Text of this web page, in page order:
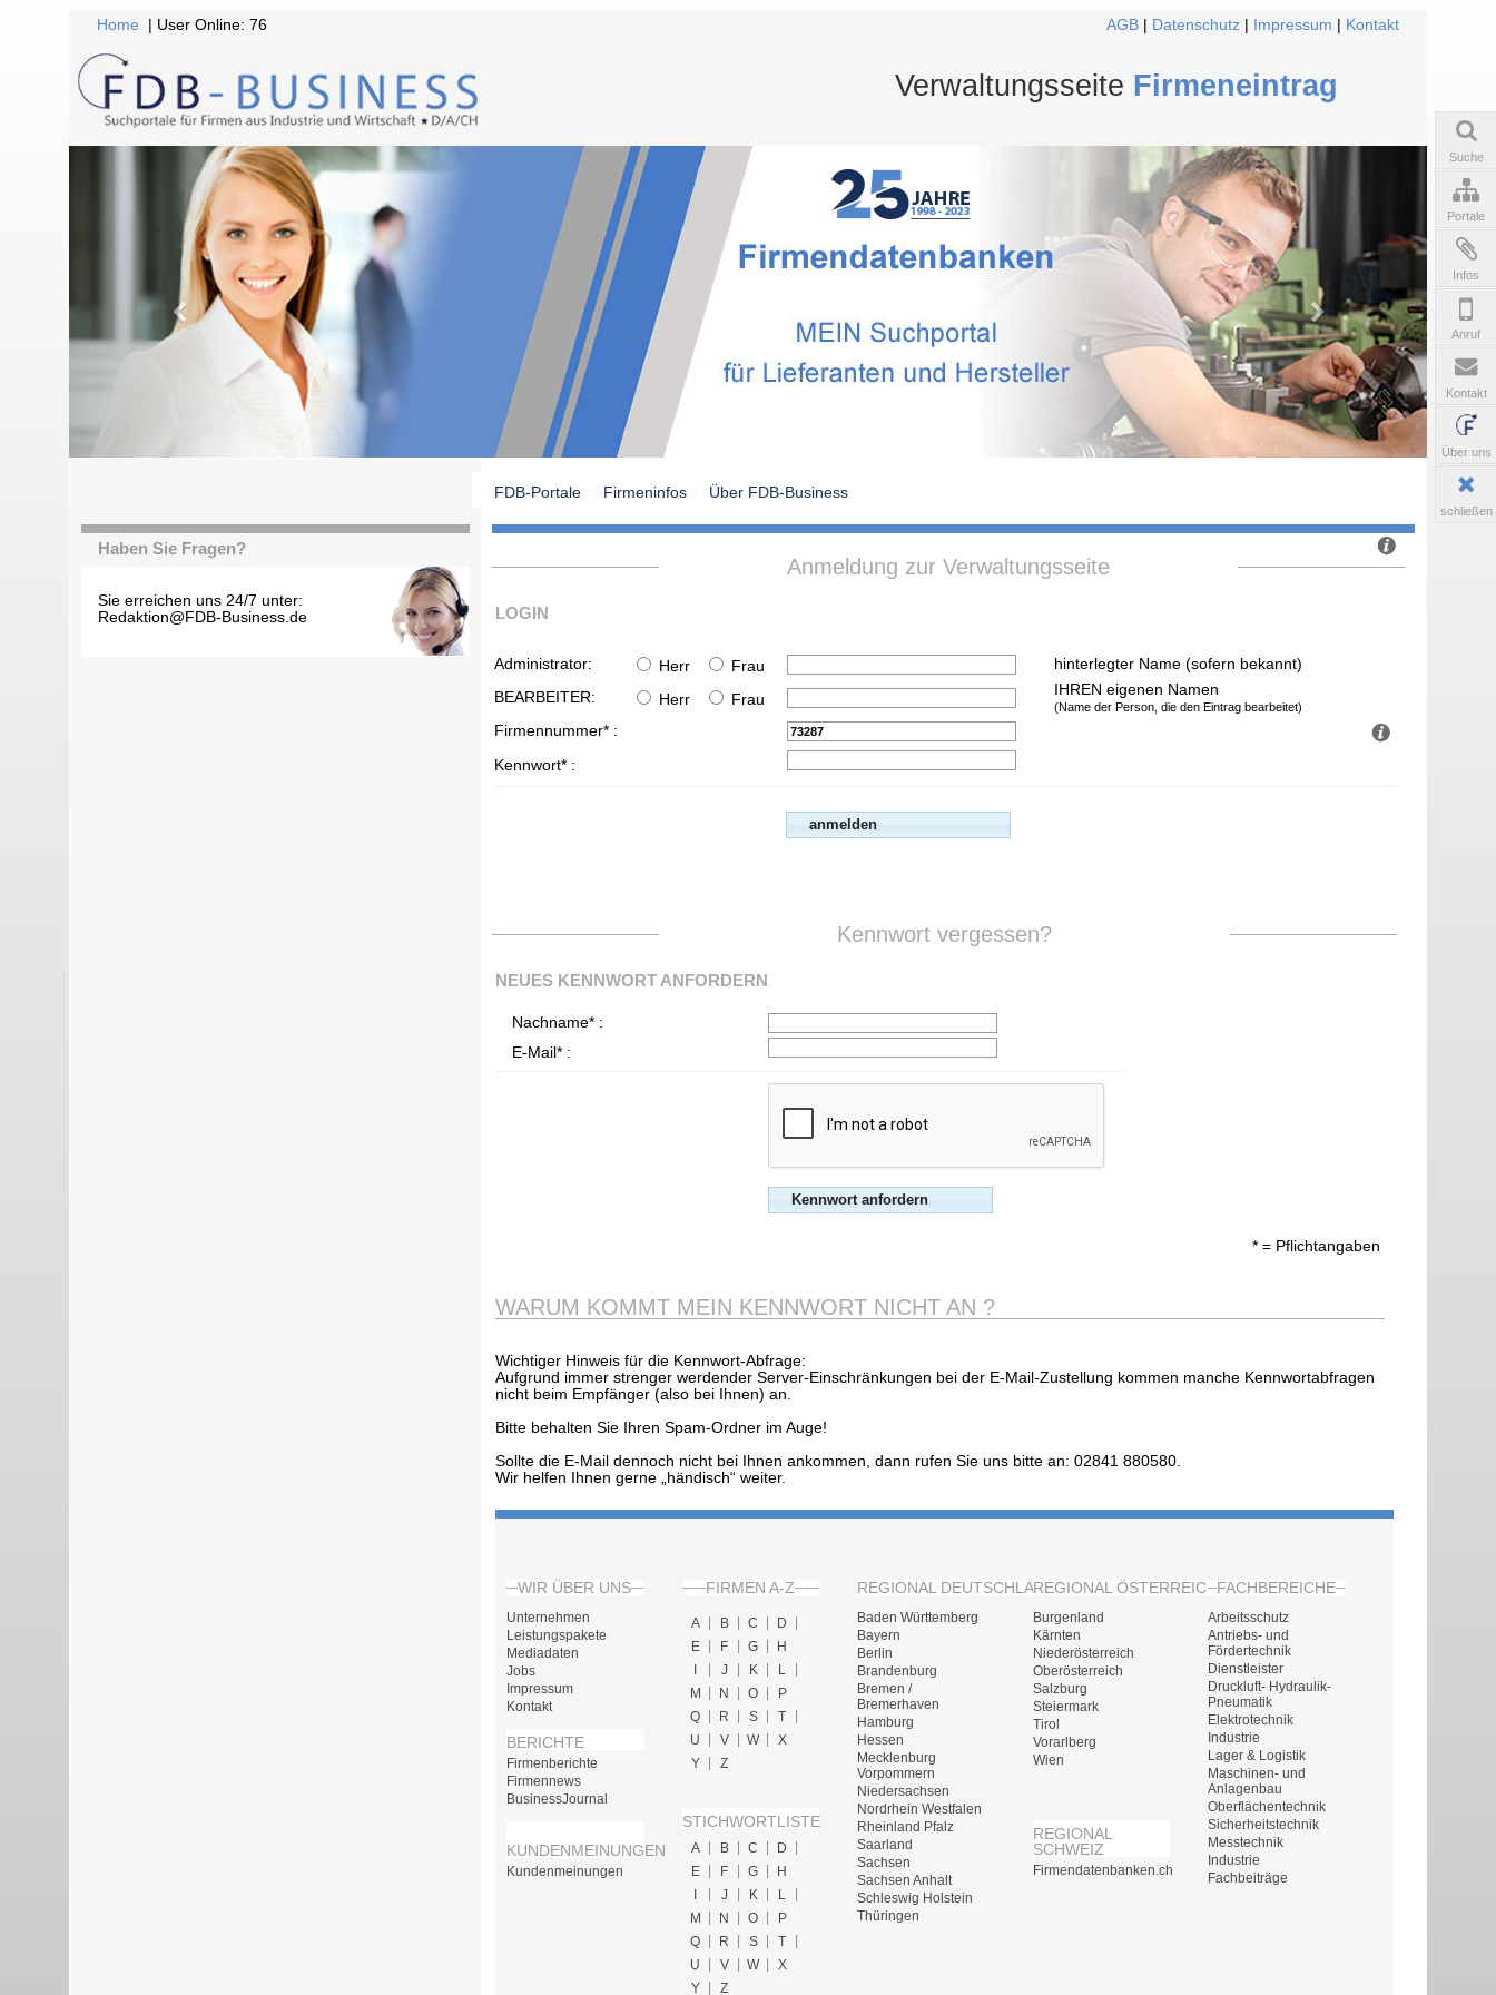
Home | User Online: 76 AGB Datenschutz Impressum Kontakt
Verwaltungsseite Firmeneintrag
FDB-Portale Firmeninfos Über FDB-Business
Haben Sie Fragen?
Sie erreichen uns 24/7 unter:
Redaktion@FDB-Business.de
Anmeldung zur Verwaltungsseite
LOGIN
Administrator: Herr Frau
hinterlegter Name (sofern bekannt)
BEARBEITER:
Herr Frau
IHREN eigenen Namen
(Name der Person, die den Eintrag bearbeitet)
Firmennummer* :
Kennwort* :
Kennwort vergessen?
NEUES KENNWORT ANFORDERN
Nachname* :
E-Mail* :
* = Pflichtangaben
WARUM KOMMT MEIN KENNWORT NICHT AN ?
Wichtiger Hinweis für die Kennwort-Abfrage:
Aufgrund immer strenger werdender Server-Einschränkungen bei der E-Mail-Zustellung kommen manche Kennwortabfragen
nicht beim Empfänger (also bei Ihnen) an.
Bitte behalten Sie Ihren Spam-Ordner im Auge!
Sollte die E-Mail dennoch nicht bei Ihnen ankommen, dann rufen Sie uns bitte an: 02841 880580.
Wir helfen Ihnen gerne „händisch“ weiter.
WIR ÜBER UNS
Unternehmen
Leistungspakete
Mediadaten
Jobs
Impressum
Kontakt
BERICHTE
Firmenberichte
Firmennews
BusinessJournal
KUNDENMEINUNGEN
Kundenmeinungen
FIRMEN A-Z
A B C
D
E
F G
H
I
J K
L
M
N O
P
Q
R S
T
U
V W
X
Y
Z
STICHWORTLISTE
A B C
D
E
F G
H
I
J K
L
M
N O
P
Q
R S
T
U
V W
X
Y
Z
REGIONAL DEUTSCHLAND
Baden Württemberg
Bayern
Berlin
Brandenburg
Bremen /
Bremerhaven
Hamburg
Hessen
Mecklenburg
Vorpommern
Niedersachsen
Nordrhein Westfalen
Rheinland Pfalz
Saarland
Sachsen
Sachsen Anhalt
Schleswig Holstein
Thüringen
REGIONAL ÖSTERREICH
Burgenland
Kärnten
Niederösterreich
Oberösterreich
Salzburg
Steiermark
Tirol
Vorarlberg
Wien
REGIONAL
SCHWEIZ
Firmendatenbanken.ch
FACHBEREICHE
Arbeitsschutz
Antriebs- und
Fördertechnik
Dienstleister
Druckluft- Hydraulik-
Pneumatik
Elektrotechnik
Industrie
Lager & Logistik
Maschinen- und
Anlagenbau
Oberflächentechnik
Sicherheitstechnik
Messtechnik
Industrie
Fachbeiträge
Suche
Portale
Infos
Anruf
Kontakt
Über uns
schließen